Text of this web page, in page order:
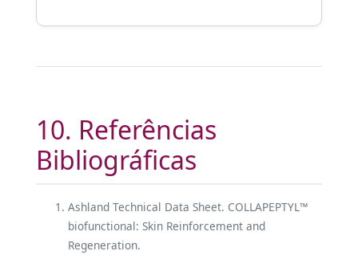
10. Referências
Bibliográficas
Ashland Technical Data Sheet. COLLAPEPTYL™
biofunctional: Skin Reinforcement and
Regeneration.